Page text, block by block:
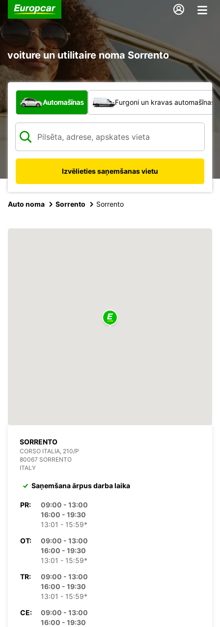
voiture un utilitaire noma Sorrento
Kāda veida transportlīdzeklis?
Automašīnas Furgoni un kravas automašīnas
Izvēlieties saņemšanas vietu
Auto noma Sorrento Sorrento
SORRENTO
CORSO ITALIA, 210/P
80067 SORRENTO
ITALY
Saņemšana ārpus darba laika
PR:
09:00 - 13:00
16:00 - 19:30
13:01 - 15:59*
OT:
09:00 - 13:00
16:00 - 19:30
13:01 - 15:59*
TR:
09:00 - 13:00
16:00 - 19:30
13:01 - 15:59*
CE:
09:00 - 13:00
16:00 - 19:30